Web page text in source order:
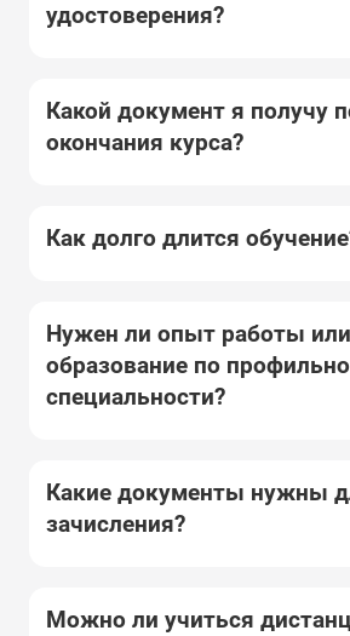
удостоверения?
Какой документ я получу
окончания курса?
Как долго длится
Нужен ли опыт работы или
образование по
специальности?
Какие документы нужны
зачисления?
Можно ли учиться